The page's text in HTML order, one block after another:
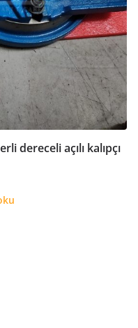
dereceli açılı kalıpçı